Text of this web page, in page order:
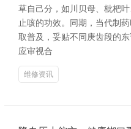
草自己分，如川贝母、枇杷
止咳的功效。同期，当代制
取普及，妥贴不同庚齿段的
应审视合
维修资讯